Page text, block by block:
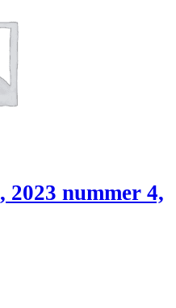
nummer 4,